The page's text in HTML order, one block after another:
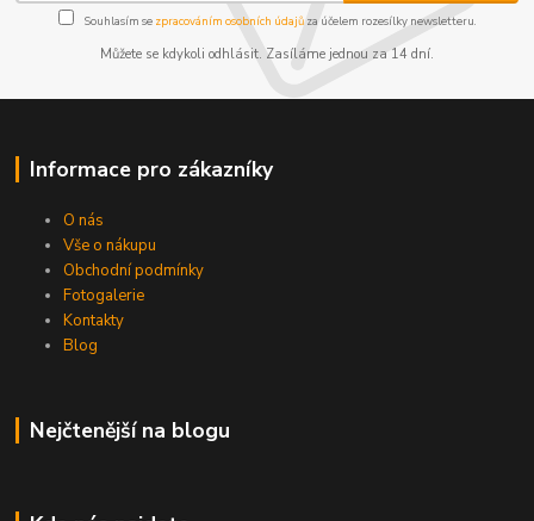
Souhlasím se zpracováním osobních údajůza účelem rozesílky newsletteru.
Můžete se kdykoli odhlásit. Zasíláme jednou za 14 dní.
Informace pro zákazníky
O nás
Vše o nákupu
Obchodní podmínky
Fotogalerie
Kontakty
Blog
Nejčtenější na blogu